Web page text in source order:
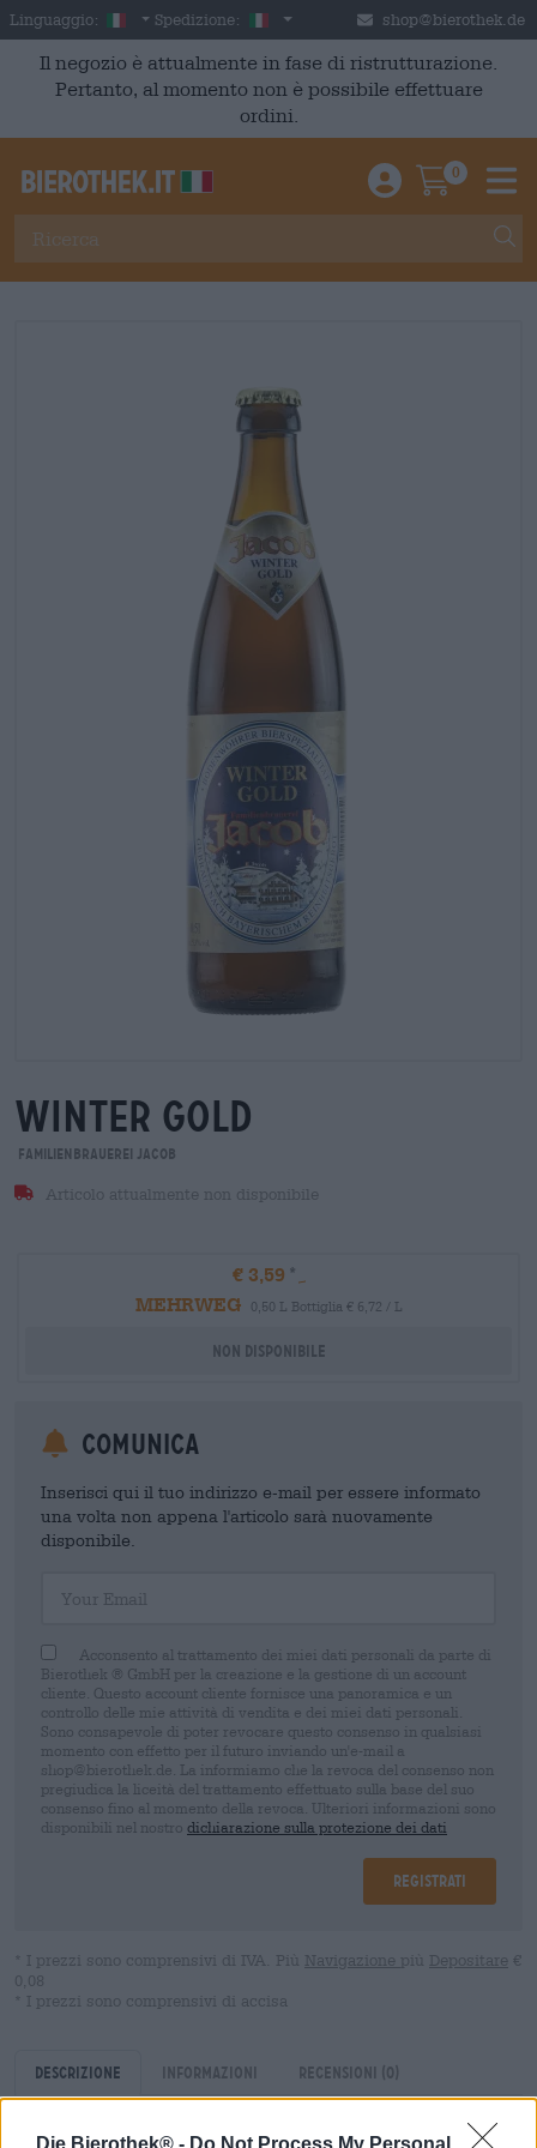
Die Bierothek® - Do Not Process My Personal
Skip to main content
Linguaggio: Italian
Spedizione: Italia shop@bierothek.de
Il negozio è attualmente in fase di ristrutturazione.
Pertanto, al momento non è possibile effettuare
ordini.
Einloggen /
0
winter gold
Familienbrauerei Jacob
Articolo attualmente non disponibile
€ 3,59
MEHRWEG
0,50 L Bottiglia € 6,72 / L
Non disponibile
Comunica
Inserisci qui il tuo indirizzo e-mail per essere informato
una volta non appena l'articolo sarà nuovamente
disponibile.
Acconsento al trattamento dei miei dati personali da parte di
Bierothek ® GmbH per la creazione e la gestione di un account
cliente. Questo account cliente fornisce una panoramica e un
controllo delle mie attività di vendita e dei miei dati personali.
Sono consapevole di poter revocare questo consenso in qualsiasi
momento con effetto per il futuro inviando un'e-mail a
shop@bierothek.de. La informiamo che la revoca del consenso non
pregiudica la liceità del trattamento effettuato sulla base del suo
consenso fino al momento della revoca. Ulteriori informazioni sono
disponibili nel nostro dichiarazione sulla protezione dei dati
Registrati
* I prezzi sono comprensivi di IVA. Più Navigazione più Depositare €
0,08
* I prezzi sono comprensivi di accisa
Descrizione Informazioni Recensioni (0)